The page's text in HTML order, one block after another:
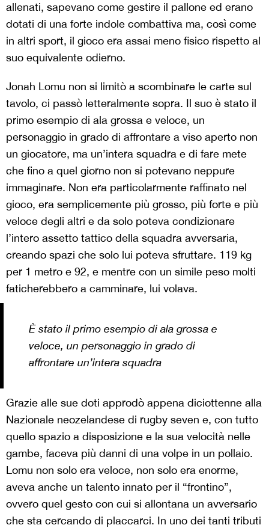
allenati, sapevano come gestire il pallone ed erano
dotati di una forte indole combattiva ma, così come
in altri sport, il gioco era assai meno fisico rispetto al
suo equivalente odierno.
Jonah Lomu non si limitò a scombinare le carte sul
tavolo, ci passò letteralmente sopra. Il suo è stato il
primo esempio di ala grossa e veloce, un
personaggio in grado di affrontare a viso aperto non
un giocatore, ma un’intera squadra e di fare mete
che fino a quel giorno non si potevano neppure
immaginare. Non era particolarmente raffinato nel
gioco, era semplicemente più grosso, più forte e più
veloce degli altri e da solo poteva condizionare
l’intero assetto tattico della squadra avversaria,
creando spazi che solo lui poteva sfruttare. 119 kg
per 1 metro e 92, e mentre con un simile peso molti
faticherebbero a camminare, lui volava.
È stato il primo esempio di ala grossa e
veloce, un personaggio in grado di
affrontare un’intera squadra
Grazie alle sue doti approdò appena diciottenne alla
Nazionale neozelandese di rugby seven e, con tutto
quello spazio a disposizione e la sua velocità nelle
gambe, faceva più danni di una volpe in un pollaio.
Lomu non solo era veloce, non solo era enorme,
aveva anche un talento innato per il “frontino”,
ovvero quel gesto con cui si allontana un avversario
che sta cercando di placcarci. In uno dei tanti tributi